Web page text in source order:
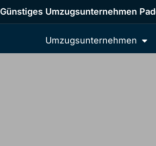
Günstiges Umzugsunternehmen
Umzugsunternehmen